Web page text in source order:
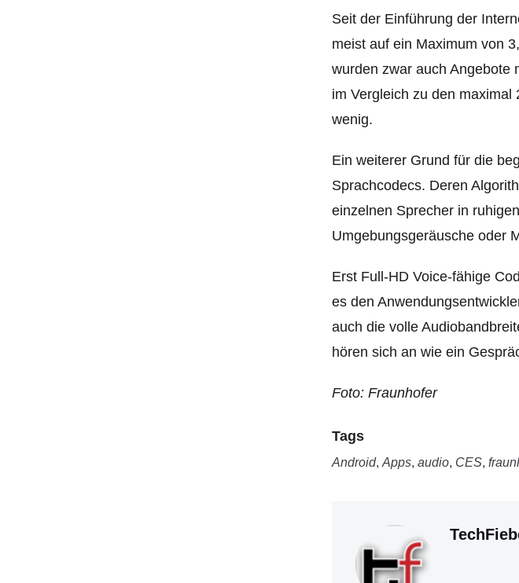
Seit der Einführung der
meist auf ein Maximum von
wurden zwar auch Angebote
im Vergleich zu den
wenig.
Ein weiterer Grund für die
Sprachcodecs. Deren
einzelnen Sprecher in
Umgebungsgeräusche oder
Erst Full-HD Voice-fähige
es den
auch die volle
hören sich an wie ein
Foto: Fraunhofer
Tags
Android, Apps, audio, CES,